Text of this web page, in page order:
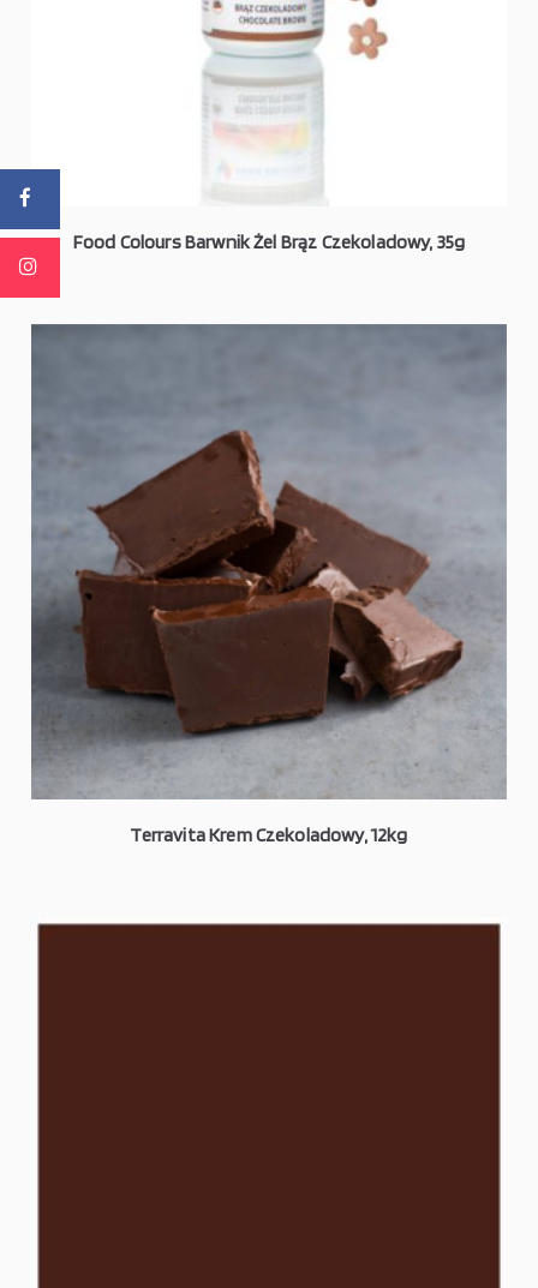
Food Colours Barwnik Żel Brąz Czekoladowy, 35g
Terravita Krem Czekoladowy, 12kg